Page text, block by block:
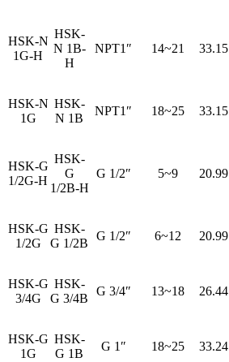
HSK-N
1G-H
HSK-
N 1B-
H
NPT1″ 14~21 33.15
HSK-N
1G
HSK-
N 1B
NPT1″ 18~25 33.15
HSK-G
1/2G-H
HSK-
G
1/2B-H
G 1/2″ 5~9 20.99
HSK-G
1/2G
HSK-
G 1/2B
G 1/2″ 6~12 20.99
HSK-G
3/4G
HSK-
G 3/4B
G 3/4″ 13~18 26.44
HSK-G
1G
HSK-
G 1B
G 1″ 18~25 33.24